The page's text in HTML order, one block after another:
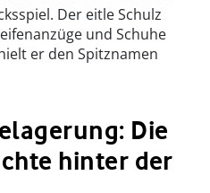
Der eitle Schulz
und Schuhe
er den Spitznamen
Die
hinter der